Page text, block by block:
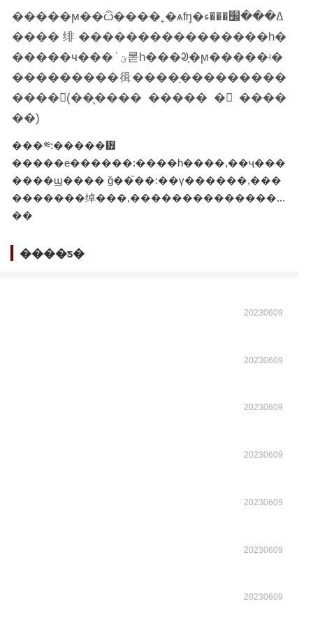
�����ϻ��ѽ����˿�ѧʩ�ߡ���׼���ء
����绯����������������һ�
�����ч���ؾٴ롣һ���ᱣ֤�ϻ�����ʵ�
���������㣬����ָ���������
����(��̨���� ����� � ����
��)
���༭:�����᡿
�����е������:����һ����,��ҷ���
����ϣ���� ǧ��֮��:��ү������,���
�������绰���,��������������...
��
����ƽ�
20230609
20230609
20230609
20230609
20230609
20230609
20230609